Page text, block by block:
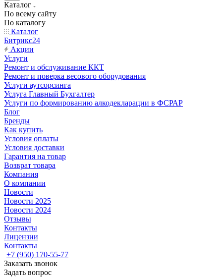
Каталог
По всему сайту
По каталогу
Каталог
Битрикс24
Акции
Услуги
Ремонт и обслуживание ККТ
Ремонт и поверка весового оборудования
Услуги аутсорсинга
Услуга Главный Бухгалтер
Услуги по формированию алкодекларации в ФСРАР
Блог
Бренды
Как купить
Условия оплаты
Условия доставки
Гарантия на товар
Возврат товара
Компания
О компании
Новости
Новости 2025
Новости 2024
Отзывы
Контакты
Лицензии
Контакты
+7 (950) 170-55-77
Заказать звонок
Задать вопрос